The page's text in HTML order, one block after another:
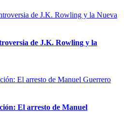
de J.K. Rowling y la
El arresto de Manuel